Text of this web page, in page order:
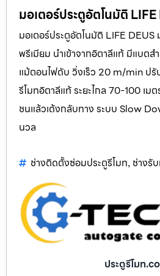
มอเตอร์ประตูอัตโนมัติ LIFE
มอเตอร์ประตูอัตโนมัติ LIFE
พรีเมียม นำเข้าจากอิตาลีแท้ มีแบตส
แม้ตอนไฟดับ วิ่งเร็ว 20 m/min ปรั
รีโมทอิตาลีแท้ ระยะไกล 70-100 เ
ชนแล้วเด้งกลับทาง ระบบ Slow
นวล
ช่างติดตั้งซ่อมประตูรีโมท, ช่างรั
ประตูรีโมท